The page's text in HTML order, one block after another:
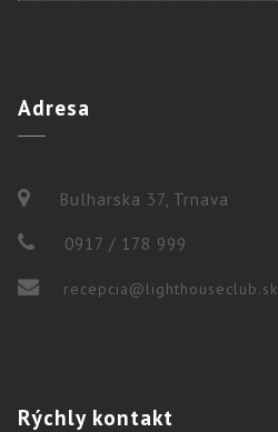
Adresa
Bulharska 37, Trnava
0917 / 178 999
recepcia@lighthouseclub.sk
Rýchlykontakt